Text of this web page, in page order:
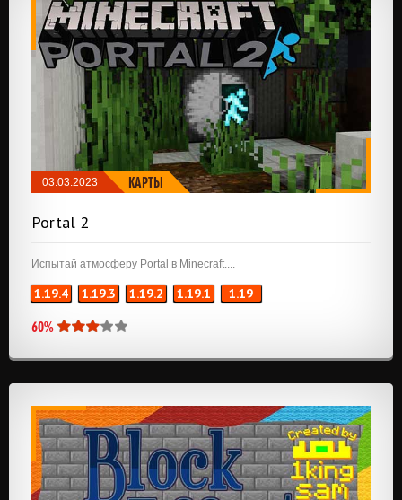
03.03.2023 КАРТЫ
Portal 2
Испытай атмосферу Portal в Minecraft....
1.19.4 1.19.3 1.19.2 1.19.1 1.19
60%